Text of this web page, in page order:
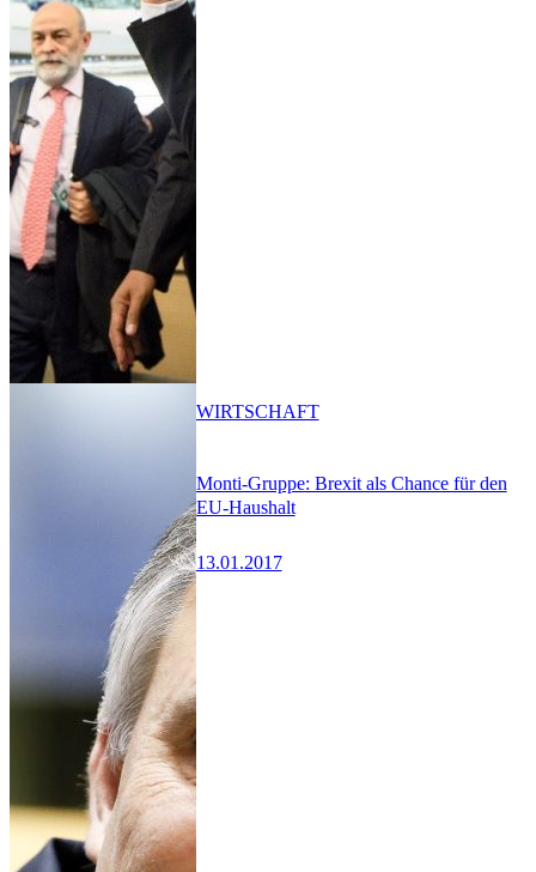
Monti-Gruppe: Brexit als Chance für den
EU-Haushalt
13.01.2017
WIRTSCHAFT